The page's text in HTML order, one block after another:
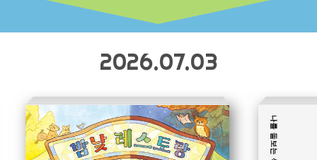
2026.07.03